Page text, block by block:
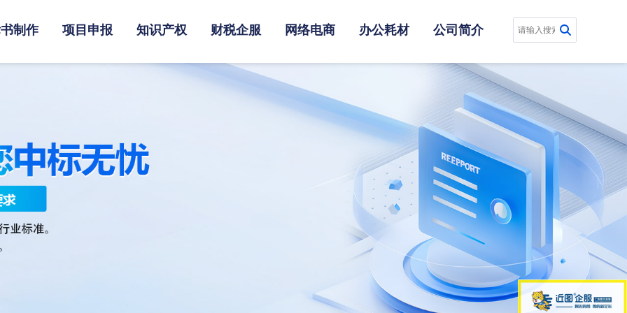
制作 项目申报 知识产权 财税企服 网络电商 办公耗材 公司简介